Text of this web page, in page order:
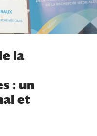
la
: un
et